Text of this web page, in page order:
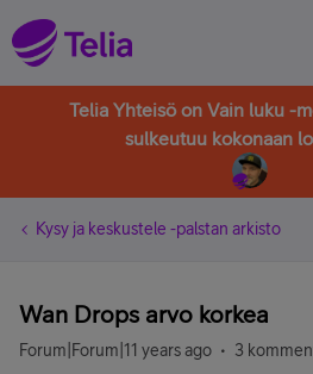
Telia Yhteisö on Vain luku -
sulkeutuu kokonaan
Kysy ja keskustele -palstan arkisto
Wan Drops arvo korkea
Forum|Forum|11 years ago 3